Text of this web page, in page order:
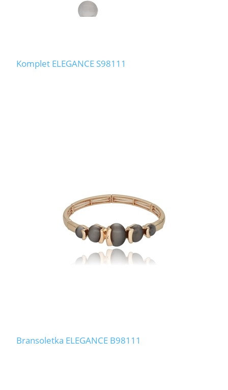
Komplet ELEGANCE S98111
Bransoletka ELEGANCE B98111